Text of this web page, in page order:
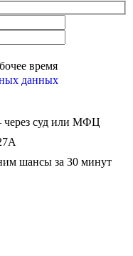
время
данных
через суд или МФЦ
шансы за 30 минут